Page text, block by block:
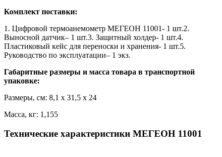
Комплект поставки:
1. Цифровой термоанемометр МЕГЕОН 11001- 1 шт.2.
Выносной датчик– 1 шт.3. Защитный холдер- 1 шт.4.
Пластиковый кейс для переноски и хранения- 1 шт.5.
Руководство по эксплуатации– 1 экз.
Габаритные размеры и масса товара в транспортной
упаковке:
Размеры, см: 8,1 x 31,5 x 24
Масса, кг: 1,155
Технические характеристики МЕГЕОН 11001